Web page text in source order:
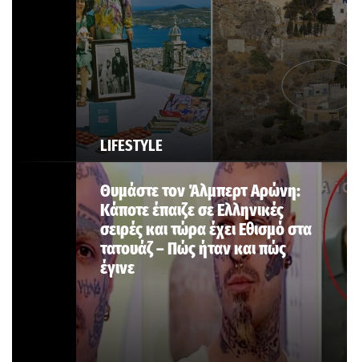
LIFESTYLE
Θυμάστε τον Άλμπερτ Αρώνη:
Κάποτε έπαιζε σε Ελληνικές
σειρές και τώρα έχει Εθισμό στα
τατουάζ – Πώς ήταν και πώς
έγινε